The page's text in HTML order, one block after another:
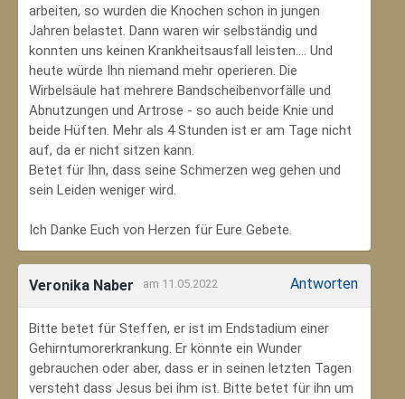
arbeiten, so wurden die Knochen schon in jungen
Jahren belastet. Dann waren wir selbständig und
konnten uns keinen Krankheitsausfall leisten.... Und
heute würde Ihn niemand mehr operieren. Die
Wirbelsäule hat mehrere Bandscheibenvorfälle und
Abnutzungen und Artrose - so auch beide Knie und
beide Hüften. Mehr als 4 Stunden ist er am Tage nicht
auf, da er nicht sitzen kann.
Betet für Ihn, dass seine Schmerzen weg gehen und
sein Leiden weniger wird.
Ich Danke Euch von Herzen für Eure Gebete.
Veronika Naber am 11.05.2022 Antworten
Bitte betet für Steffen, er ist im Endstadium einer
Gehirntumorerkrankung. Er könnte ein Wunder
gebrauchen oder aber, dass er in seinen letzten Tagen
versteht dass Jesus bei ihm ist. Bitte betet für ihn um